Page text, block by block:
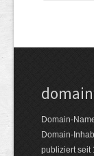
Domain-
Domain-
publiziert seit